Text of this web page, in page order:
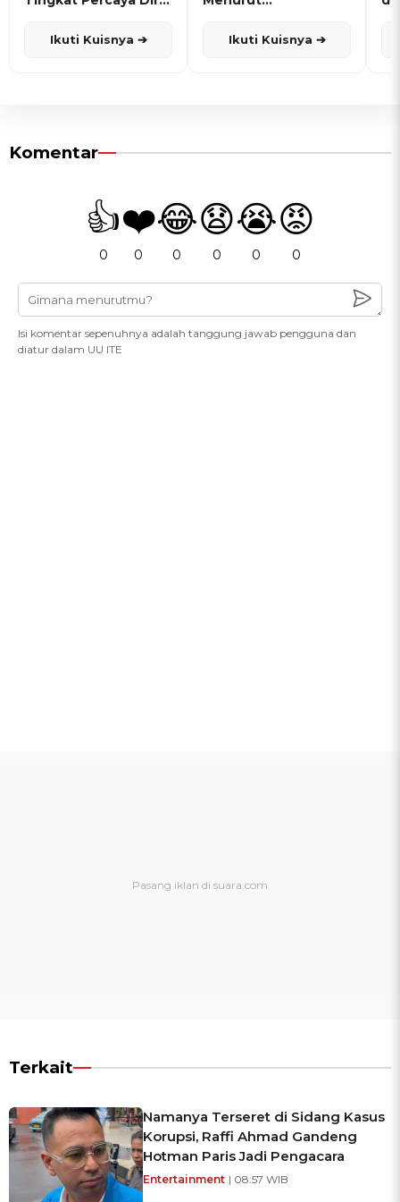
Ikuti Kuisnya ➔ Ikuti Kuisnya ➔
Komentar
👍
0
❤️
0
😂
0
😧
0
😭
0
😡
0
Isi komentar sepenuhnya adalah tanggung jawab pengguna dan
diatur dalam UU ITE
Terkait
Namanya Terseret di Sidang Kasus
Korupsi, Raffi Ahmad Gandeng
Hotman Paris Jadi Pengacara
Entertainment | 08:57 WIB